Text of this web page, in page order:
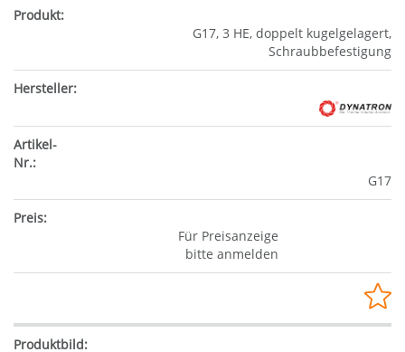
G17, 3 HE, doppelt kugelgelagert,
Schraubbefestigung
G17
Für Preisanzeige
bitte anmelden